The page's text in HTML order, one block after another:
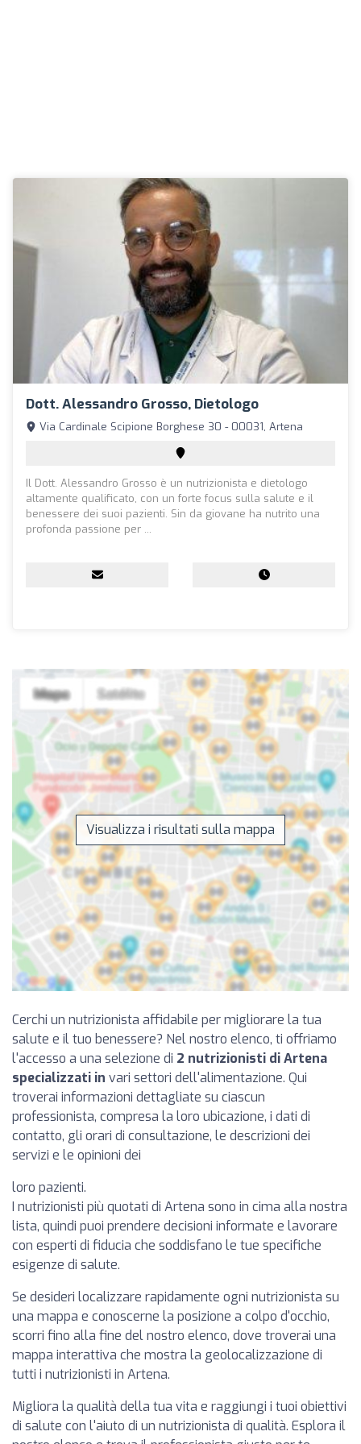
Dott. Alessandro Grosso, Dietologo
Via Cardinale Scipione Borghese 30 - 00031, Artena
Il Dott. Alessandro Grosso è un nutrizionista e dietologo
altamente qualificato, con un forte focus sulla salute e il
benessere dei suoi pazienti. Sin da giovane ha nutrito una
profonda passione per ...
Visualizza i risultati sulla mappa
Cerchi un nutrizionista affidabile per migliorare la tua
salute e il tuo benessere? Nel nostro elenco, ti offriamo
l'accesso a una selezione di 2 nutrizionisti di Artena
specializzati in vari settori dell'alimentazione. Qui
troverai informazioni dettagliate su ciascun
professionista, compresa la loro ubicazione, i dati di
contatto, gli orari di consultazione, le descrizioni dei
servizi e le opinioni dei
loro pazienti.
I nutrizionisti più quotati di Artena sono in cima alla nostra
lista, quindi puoi prendere decisioni informate e lavorare
con esperti di fiducia che soddisfano le tue specifiche
esigenze di salute.
Se desideri localizzare rapidamente ogni nutrizionista su
una mappa e conoscerne la posizione a colpo d'occhio,
scorri fino alla fine del nostro elenco, dove troverai una
mappa interattiva che mostra la geolocalizzazione di
tutti i nutrizionisti in Artena.
Migliora la qualità della tua vita e raggiungi i tuoi obiettivi
di salute con l'aiuto di un nutrizionista di qualità. Esplora il